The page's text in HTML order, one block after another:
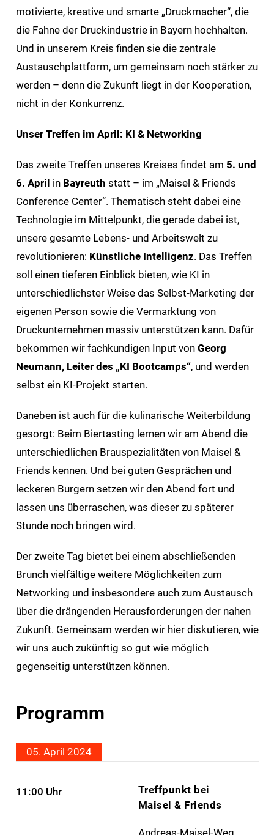
motivierte, kreative und smarte „Druckmacher“, die
die Fahne der Druckindustrie in Bayern hochhalten.
Und in unserem Kreis finden sie die zentrale
Austauschplattform, um gemeinsam noch stärker zu
werden – denn die Zukunft liegt in der Kooperation,
nicht in der Konkurrenz.
Unser Treffen im April: KI & Networking
Das zweite Treffen unseres Kreises findet am 5. und
6. April in Bayreuth statt – im „Maisel & Friends
Conference Center“. Thematisch steht dabei eine
Technologie im Mittelpunkt, die gerade dabei ist,
unsere gesamte Lebens- und Arbeitswelt zu
revolutionieren: Künstliche Intelligenz. Das Treffen
soll einen tieferen Einblick bieten, wie KI in
unterschiedlichster Weise das Selbst-Marketing der
eigenen Person sowie die Vermarktung von
Druckunternehmen massiv unterstützen kann. Dafür
bekommen wir fachkundigen Input von Georg
Neumann, Leiter des „KI Bootcamps“, und werden
selbst ein KI-Projekt starten.
Daneben ist auch für die kulinarische Weiterbildung
gesorgt: Beim Biertasting lernen wir am Abend die
unterschiedlichen Brauspezialitäten von Maisel &
Friends kennen. Und bei guten Gesprächen und
leckeren Burgern setzen wir den Abend fort und
lassen uns überraschen, was dieser zu späterer
Stunde noch bringen wird.
Der zweite Tag bietet bei einem abschließenden
Brunch vielfältige weitere Möglichkeiten zum
Networking und insbesondere auch zum Austausch
über die drängenden Herausforderungen der nahen
Zukunft. Gemeinsam werden wir hier diskutieren, wie
wir uns auch zukünftig so gut wie möglich
gegenseitig unterstützen können.
Programm
05. April 2024
11:00 Uhr
Treffpunkt bei
Maisel & Friends
Andreas-Maisel-Weg